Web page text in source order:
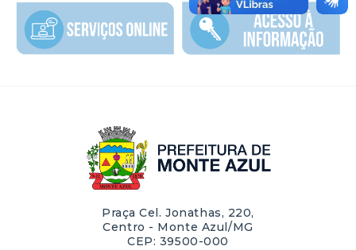
Praça Cel. Jonathas, 220,
Centro - Monte Azul/MG
CEP: 39500-000